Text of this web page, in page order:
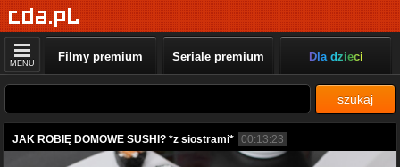
MENU Filmy premium Seriale premium Dla dzieci
szukaj
JAK ROBIĘ DOMOWE SUSHI? *z siostrami* 00:13:23